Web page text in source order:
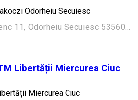
Odorheiu Secuiesc
Strada II Rákóczi Ferenc 11, Odorheiu Secuiesc 535600, Romania
Libertății Miercurea Ciuc
Miercurea Ciuc